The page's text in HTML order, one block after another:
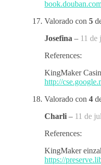
Valorado con 5
Josefina – 11 de
References:
KingMaker
http://
Valorado con 4
Charli – 11 de
References:
KingMaker
https://